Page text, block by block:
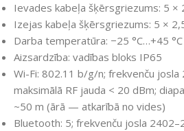
Ievades kabeļa šķērsgriezums: 5 ×
Izejas kabeļa šķērsgriezums: 5 ×
Darba temperatūra: −25 °C…+45 °C
Aizsardzība: vadības bloks IP65
Wi-Fi: 802.11 b/g/n; frekvenču
maksimālā RF jauda < 20 dBm;
~50 m (ārā — atkarībā no vides)
Bluetooth: 5; frekvenču josla